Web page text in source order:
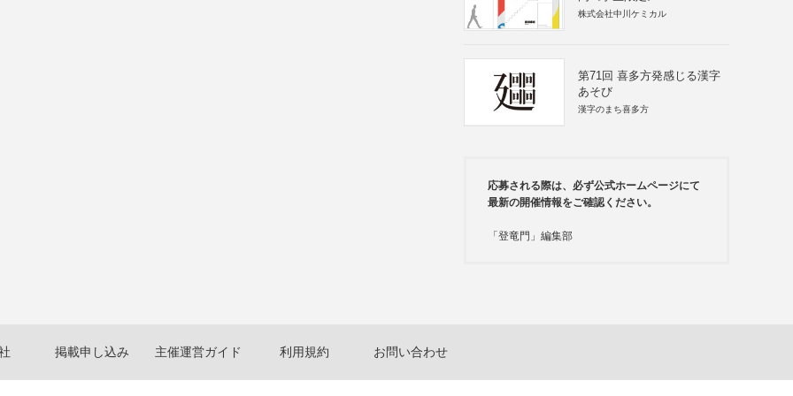
株式会社中川ケミカル
第71回 喜多方発感じる漢字
あそび
漢字のまち喜多方
応募される際は、必ず公式ホームページにて
最新の開催情報をご確認ください。
「登竜門」編集部
掲載申し込み 主催運営ガイド 利用規約 お問い合わせ